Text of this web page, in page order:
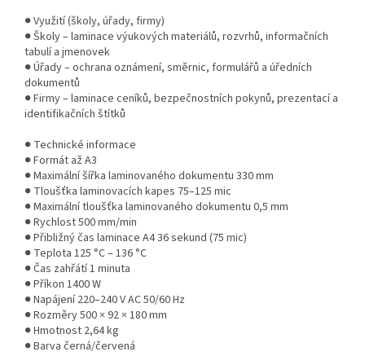
● Využití (školy, úřady, firmy)
● Školy – laminace výukových materiálů, rozvrhů, informačních
tabulí a jmenovek
● Úřady – ochrana oznámení, směrnic, formulářů a úředních
dokumentů
● Firmy – laminace ceníků, bezpečnostních pokynů, prezentací a
identifikačních štítků
● Technické informace
● Formát až A3
● Maximální šířka laminovaného dokumentu 330 mm
● Tloušťka laminovacích kapes 75–125 mic
● Maximální tloušťka laminovaného dokumentu 0,5 mm
● Rychlost 500 mm/min
● Přibližný čas laminace A4 36 sekund (75 mic)
● Teplota 125 °C – 136 °C
● Čas zahřátí 1 minuta
● Příkon 1400 W
● Napájení 220–240 V AC 50/60 Hz
● Rozměry 500 × 92 × 180 mm
● Hmotnost 2,64 kg
● Barva černá/červená